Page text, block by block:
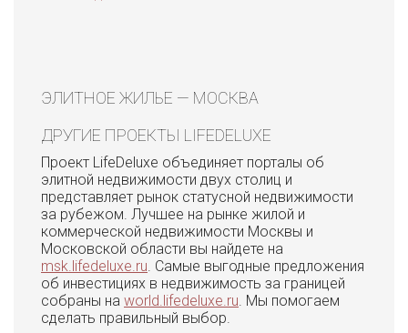
ЭЛИТНОЕ ЖИЛЬЕ — МОСКВА
ДРУГИЕ ПРОЕКТЫ LIFEDELUXE
Проект LifeDeluxe объединяет порталы об
элитной недвижимости двух столиц и
представляет рынок статусной недвижимости
за рубежом. Лучшее на рынке жилой и
коммерческой недвижимости Москвы и
Московской области вы найдете на
msk.lifedeluxe.ru. Самые выгодные предложения
об инвестициях в недвижимость за границей
собраны на world.lifedeluxe.ru. Мы помогаем
сделать правильный выбор.